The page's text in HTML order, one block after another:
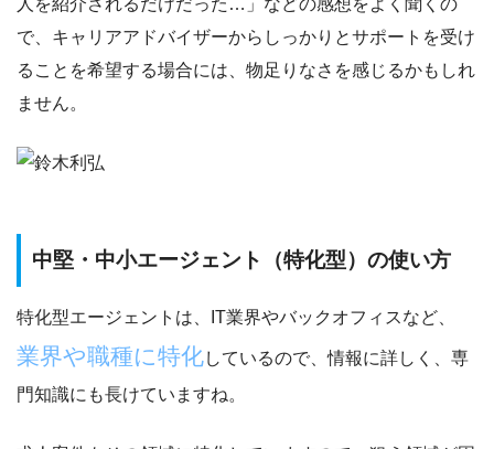
人を紹介されるだけだった…」 などの感想をよく聞くの
で、キャリアアドバイザーからしっかりとサポートを受け
ることを希望する場合には、物足りなさを感じるかもしれ
ません。
中堅・中小エージェント（特化型）の使い方
特化型エージェントは、IT業界やバックオフィスなど、
業界や職種に特化しているので、情報に詳しく、専
門知識にも長けていますね。